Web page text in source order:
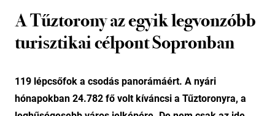
A Tűztorony az egyik legvonzóbb
turisztikai célpont Sopronban
119 lépcsőfok a csodás panorámáért. A nyári
hónapokban 24.782 fő volt kíváncsi a Tűztoronyra, a